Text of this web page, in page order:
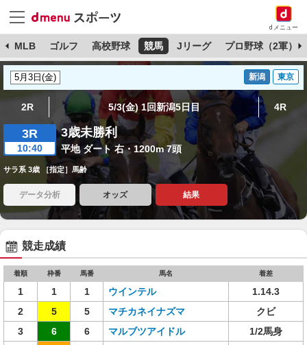
dメニュー
MLB ゴルフ 高校野球 競馬 Jリーグ プロ野球（2軍）
新潟 東京
2R 5/3(金) 1回新潟5日目 4R
3R
10:40
3歳未勝利
平地 ダート 右・1200m 7頭
サラ系 3歳 ［指定］馬齢
データ分析 オッズ 結果
競走成績
着順 枠番 馬番 馬名 着差
1 1 1 ウインテル
1.14.3
2
5 5 マチカネイナズマ
クビ
3
6 6 マルブツアイドル
1/2馬身